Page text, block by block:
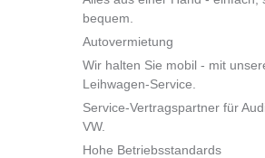
bequem.
Autovermietung
Wir halten Sie mobil - mit
Leihwagen-Service.
Service-Vertragspartner für
VW.
Hohe Betriebsstandards